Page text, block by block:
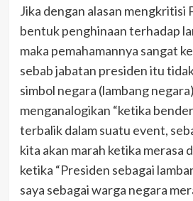
Jika dengan alasan mengkritisi
bentuk penghinaan terhadap
maka pemahamannya sangat
sebab jabatan presiden itu
simbol negara (lambang
menganalogikan “ketika
terbalik dalam suatu event,
kita akan marah ketika merasa
ketika “Presiden sebagai
saya sebagai warga negara